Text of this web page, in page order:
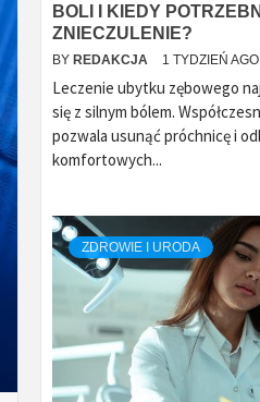
BOLI I KIEDY
ZNIECZULENIE?
BY REDAKCJA 1 TYDZIEŃ AGO
Leczenie ubytku zębowego
się z silnym bólem.
pozwala usunąć próchnicę i
komfortowych...
ZDROWIE I URODA